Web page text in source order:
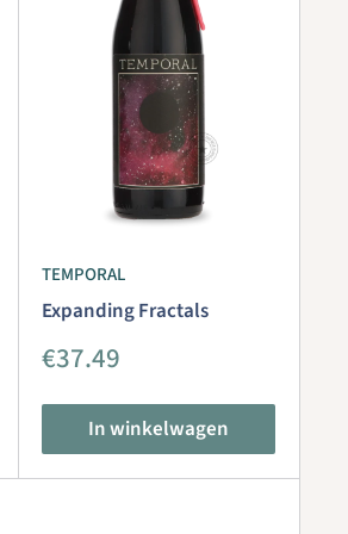
TEMPORAL
Expanding Fractals
Aanbiedingsprijs
€37.49
In winkelwagen